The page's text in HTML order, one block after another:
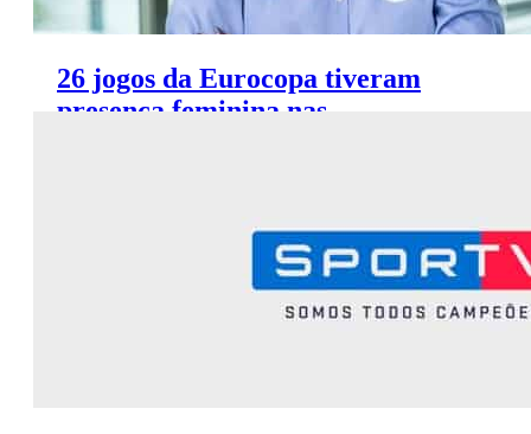
26 jogos da Eurocopa tiveram
presença feminina nas